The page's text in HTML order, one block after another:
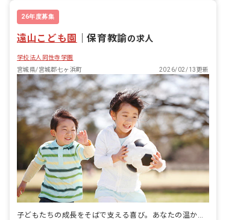
26年度募集
遠山こども園 ｜保育教諭の求人
学校法人同性寺学園
宮城県/宮城郡七ヶ浜町
2026/02/13更新